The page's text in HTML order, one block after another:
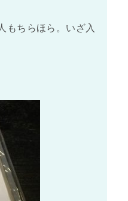
もちらほら。いざ入